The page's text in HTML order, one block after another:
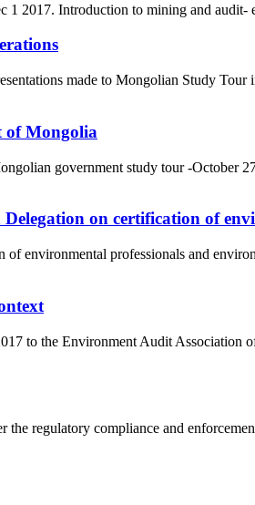
2017. Introduction to mining and audit-
made to Mongolian Study Tour
of Mongolia
government study tour -October
on certification of
environmental professionals and
to the Environment Audit
the regulatory compliance and